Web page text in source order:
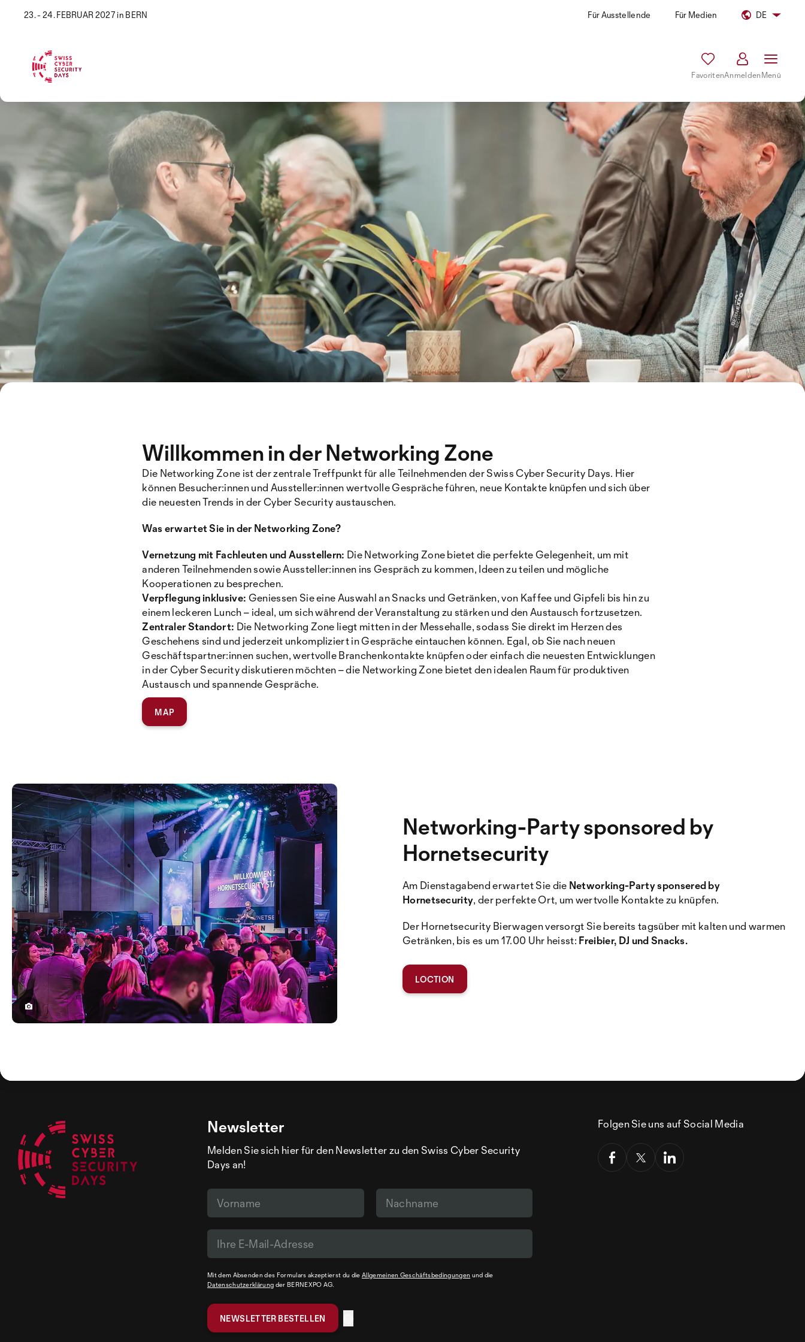
23. - 24. FEBRUAR 2027 in BERN Für Ausstellende Für Medien DE
FavoritenAnmeldenMenü
Willkommen in der Networking Zone
Die Networking Zone ist der zentrale Treffpunkt für alle Teilnehmenden der Swiss Cyber Security Days. Hier
können Besucher:innen und Aussteller:innen wertvolle Gespräche führen, neue Kontakte knüpfen und sich über
die neuesten Trends in der Cyber Security austauschen.
Was erwartet Sie in der Networking Zone?
Vernetzung mit Fachleuten und Ausstellern: Die Networking Zone bietet die perfekte Gelegenheit, um mit
anderen Teilnehmenden sowie Aussteller:innen ins Gespräch zu kommen, Ideen zu teilen und mögliche
Kooperationen zu besprechen.
Verpflegung inklusive: Geniessen Sie eine Auswahl an Snacks und Getränken, von Kaffee und Gipfeli bis hin zu
einem leckeren Lunch – ideal, um sich während der Veranstaltung zu stärken und den Austausch fortzusetzen.
Zentraler Standort: Die Networking Zone liegt mitten in der Messehalle, sodass Sie direkt im Herzen des
Geschehens sind und jederzeit unkompliziert in Gespräche eintauchen können. Egal, ob Sie nach neuen
Geschäftspartner:innen suchen, wertvolle Branchenkontakte knüpfen oder einfach die neuesten Entwicklungen
in der Cyber Security diskutieren möchten – die Networking Zone bietet den idealen Raum für produktiven
Austausch und spannende Gespräche.
MAP
Networking-Party sponsored by
Hornetsecurity
Am Dienstagabend erwartet Sie die Networking-Party sponsered by
Hornetsecurity, der perfekte Ort, um wertvolle Kontakte zu knüpfen.
Der Hornetsecurity Bierwagen versorgt Sie bereits tagsüber mit kalten und warmen
Getränken, bis es um 17.00 Uhr heisst: Freibier, DJ und Snacks.
LOCTION
Newsletter
Melden Sie sich hier für den Newsletter zu den Swiss Cyber Security
Days an!
Mit dem Absenden des Formulars akzeptierst du die Allgemeinen Geschäftsbedingungen und die
Datenschutzerklärung der BERNEXPO AG.
Folgen Sie uns auf Social Media